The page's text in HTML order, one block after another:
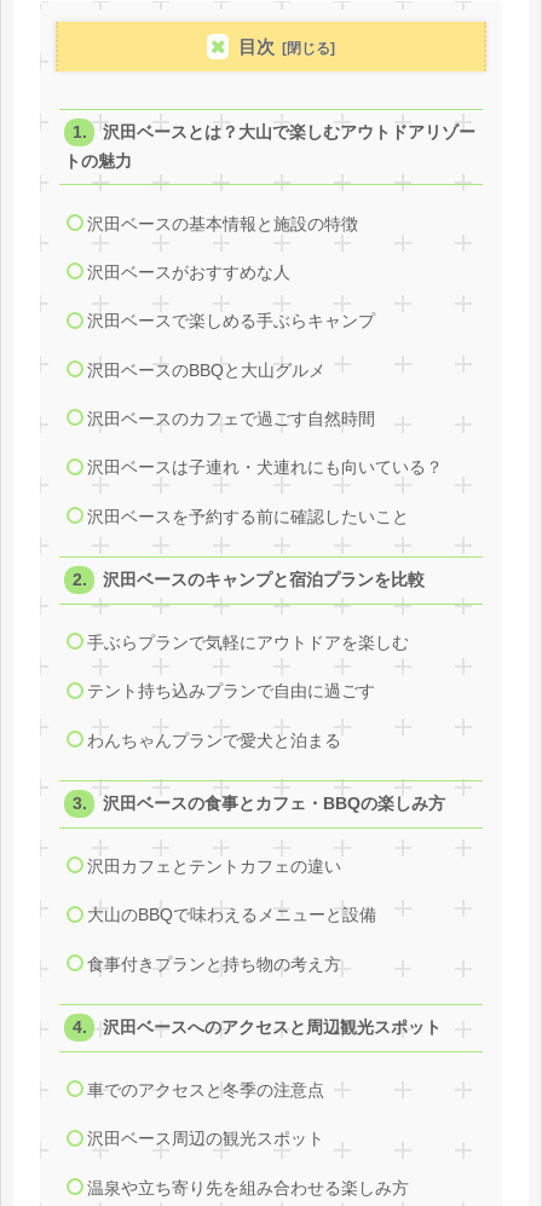
目次
沢田ベースとは？大山で楽しむアウトドアリゾー
トの魅力
沢田ベースの基本情報と施設の特徴
沢田ベースがおすすめな人
沢田ベースで楽しめる手ぶらキャンプ
沢田ベースのBBQと大山グルメ
沢田ベースのカフェで過ごす自然時間
沢田ベースは子連れ・犬連れにも向いている？
沢田ベースを予約する前に確認したいこと
沢田ベースのキャンプと宿泊プランを比較
手ぶらプランで気軽にアウトドアを楽しむ
テント持ち込みプランで自由に過ごす
わんちゃんプランで愛犬と泊まる
沢田ベースの食事とカフェ・BBQの楽しみ方
沢田カフェとテントカフェの違い
大山のBBQで味わえるメニューと設備
食事付きプランと持ち物の考え方
沢田ベースへのアクセスと周辺観光スポット
車でのアクセスと冬季の注意点
沢田ベース周辺の観光スポット
温泉や立ち寄り先を組み合わせる楽しみ方